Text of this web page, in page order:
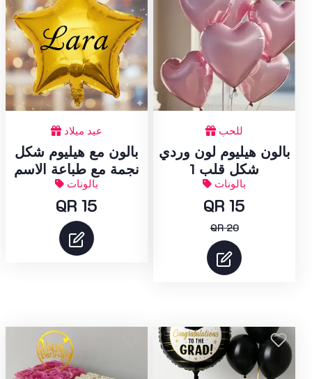
عيد ميلاد
بالون مع هيليوم شكل
نجمة مع طباعة الاسم
بالونات
QR 15
للحب
بالون هيليوم لون وردي
شكل قلب 1
بالونات
QR 15
QR 20